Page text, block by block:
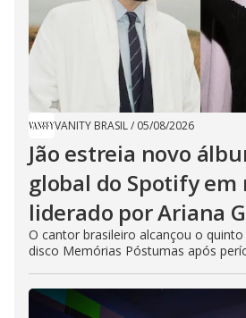
VANITY BRASIL/ 05/08/2026
Jão estreia novo
global do Spotify
liderado por Ariana
O cantor brasileiro alcançou o
disco Memórias Póstumas após